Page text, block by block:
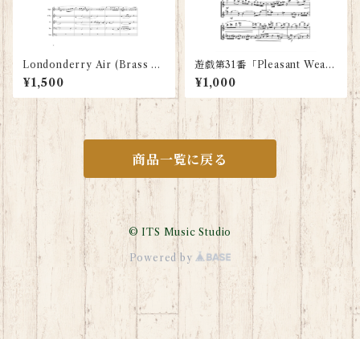
Londonderry Air (Brass Q
uintet: Scores and Parts)
¥1,500
遊戯第31番「Pleasant Weath
er」（Flute & Oboe:：スコ
アのみ）
¥1,000
商品一覧に戻る
© ITS Music Studio
Powered by